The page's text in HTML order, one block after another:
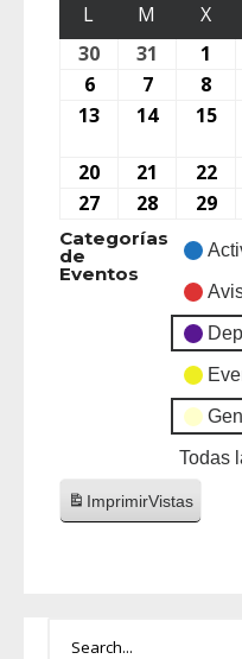
L M X
30
31 1
6
7 8
13
14 15
20 21 22
27
28 29
Categorías
de
Eventos
Todas
ImprimirVistas